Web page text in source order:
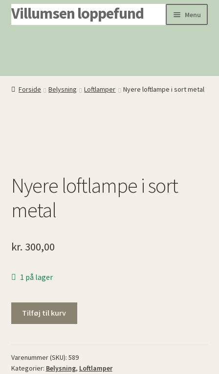
Spring
til
Spring
til
Villumsen loppefund Menu
Om os
Dødsboer ryddes
Forside Belysning Loftlamper Nyere loftlampe i sort metal
Nyere loftlampe i sort
metal
kr. 300,00
1 på lager
loftlampe
metal
antal
Tilføj til kurv
Varenummer (SKU): 589
Kategorier: Belysning, Loftlamper